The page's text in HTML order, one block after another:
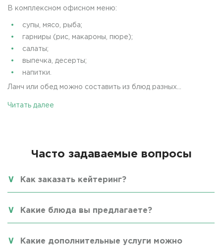
В комплексном офисном меню:
супы, мясо, рыба;
гарниры (рис, макароны, пюре);
салаты;
выпечка, десерты;
напитки.
Ланч или обед можно составить из блюд разных...
Читать далее
Часто задаваемые вопросы
Как заказать кейтеринг?
Какие блюда вы предлагаете?
Какие дополнительные услуги можно